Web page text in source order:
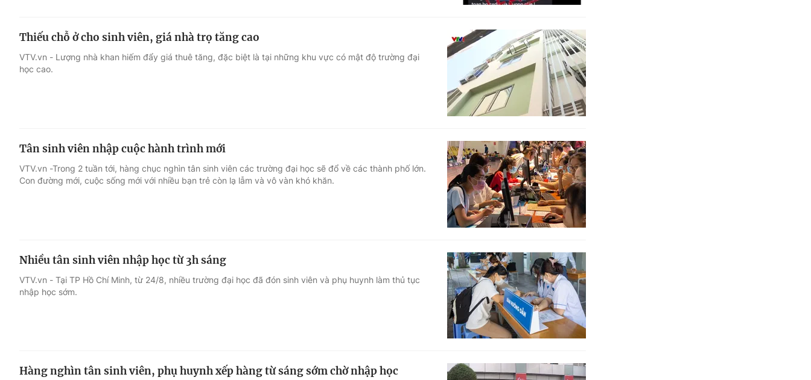
Thiếu chỗ ở cho sinh viên, giá nhà trọ tăng cao
VTV.vn - Lượng nhà khan hiếm đẩy giá thuê tăng, đặc biệt là tại những khu vực có mật độ trường đại
học cao.
Tân sinh viên nhập cuộc hành trình mới
VTV.vn -Trong 2 tuần tới, hàng chục nghìn tân sinh viên các trường đại học sẽ đổ về các thành phố lớn.
Con đường mới, cuộc sống mới với nhiều bạn trẻ còn lạ lẫm và vô vàn khó khăn.
Nhiều tân sinh viên nhập học từ 3h sáng
VTV.vn - Tại TP Hồ Chí Minh, từ 24/8, nhiều trường đại học đã đón sinh viên và phụ huynh làm thủ tục
nhập học sớm.
Hàng nghìn tân sinh viên, phụ huynh xếp hàng từ sáng sớm chờ nhập học